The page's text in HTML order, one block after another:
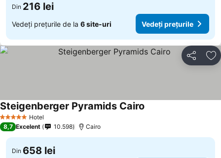
Din 216 lei
Vedeți prețurile de la 6 site-uri Vedeți prețurile
Distribuiți
5 Stele Hotel
Steigenberger Pyramids Cairo
8,7 Excelent 10.598 Cairo
Din 658 lei